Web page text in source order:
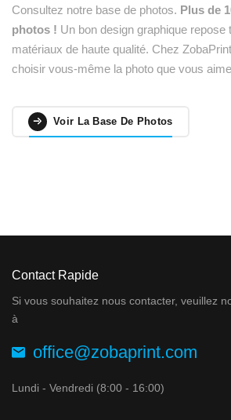
Consultez notre base de photos. Plus de
photos ! Un bon design graphique repose
matériaux de haute qualité. Chez
choisir vous-même la photo que vous
Voir La Base De Photos
Contact Rapide
Si vous souhaitez nous contacter, veuillez
à
office@zobaprint.com
Lundi - Vendredi (8:00 - 16:00)